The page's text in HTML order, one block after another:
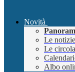
Novità
Le notizie
Le
Albo